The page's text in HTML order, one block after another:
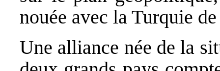
nouée avec la Turquie
Une alliance née de la